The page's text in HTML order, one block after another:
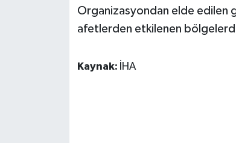
Organizasyondan elde edilen
afetlerden etkilenen
Kaynak: İHA